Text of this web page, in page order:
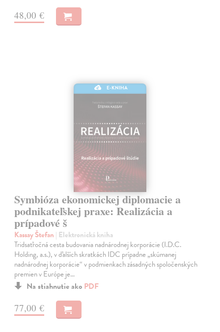
48,00 €
E-KNIHA
Symbióza ekonomickej diplomacie a
podnikateľskej praxe: Realizácia a
prípadové š
Kassay Štefan | Elektronická kniha
Tridsaťročná cesta budovania nadnárodnej korporácie (I.D.C.
Holding, a.s.), v ďalších skratkách IDC prípadne „skúmanej
nadnárodnej korporácie“ v podmienkach zásadných spoločenských
premien v Európe je…
Na stiahnutie ako PDF
77,00 €